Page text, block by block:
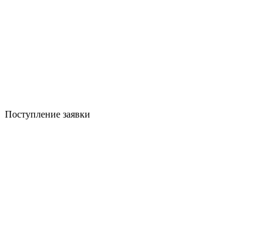
Поступление заявки